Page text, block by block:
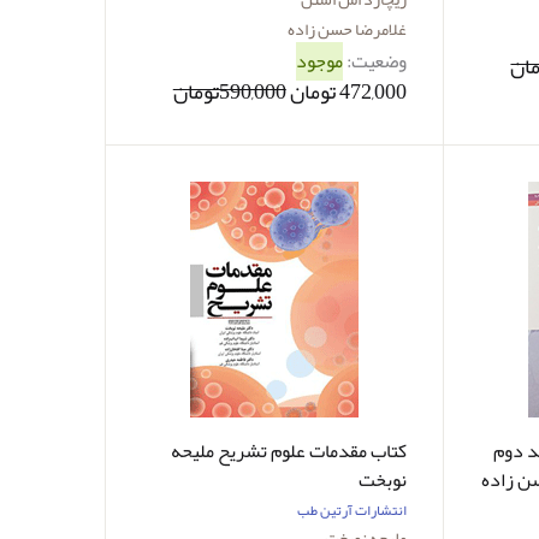
غلامرضا حسن زاده
وضعیت:موجود
472,000 تومان 590,000تومان
دوم کتاب مقدمات علوم تشریح ملیحه
نوبخت
انتشارات آرتین طب